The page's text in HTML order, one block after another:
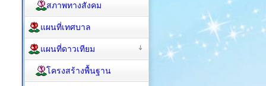
สภาพทางสังคม
แผนที่เทศบาล
แผนที่ดาวเทียม
โครงสร้างพื้นฐาน